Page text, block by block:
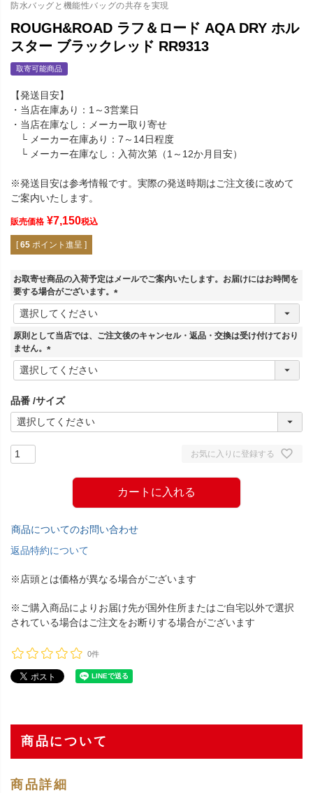
防水バッグと機能性バッグの共存を実現
ROUGH&ROAD ラフ＆ロード AQA DRY ホル
スター ブラックレッド RR9313
取寄可能商品
【発送目安】
・当店在庫あり：1～3営業日
・当店在庫なし：メーカー取り寄せ
└ メーカー在庫あり：7～14日程度
└ メーカー在庫なし：入荷次第（1～12か月目安）
※発送目安は参考情報です。実際の発送時期はご注文後に改めて
ご案内いたします。
販売価格 ¥7,150税込
[ 65 ポイント進呈 ]
お取寄せ商品の入荷予定はメールでご案内いたします。お届けにはお時間を
要する場合がございます。
(
須
原則として当店では、ご注文後のキャンセル・返品・交換は受け付けており
ません。
(
必
)
品番 サイズ
お気に入りに登録する
カートに入れる
商品についてのお問い合わせ
返品特約について
※店頭とは価格が異なる場合がございます
※ご購入商品によりお届け先が国外住所またはご自宅以外で選択
されている場合はご注文をお断りする場合がございます
0件
商品について
商品詳細